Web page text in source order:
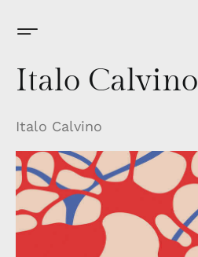
Italo Calvino
Italo Calvino